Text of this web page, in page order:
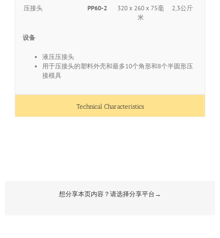
压接头 PP60-2
320 x 260 x 75毫
米
2,3公斤
设备
液压压接头
用于压接头的塑料外壳和最多10个角形和8个半圆形压
接模具
Technical Characteristics
想分享本页内容？请选择分享平台→